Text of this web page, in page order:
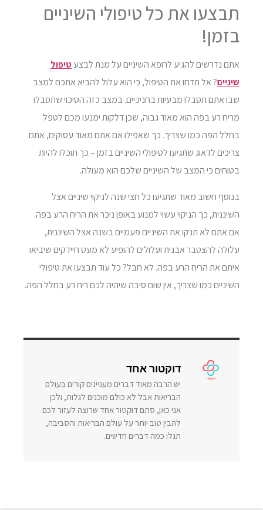
תבצעו את כל טיפולי השיניים
בזמן!
אתם נדרשים להגיע לרופא השיניים על מנת לבצעטיפול
שיניים? אל תדחו את הטיפול, כי הוא עלול להביא אתכם למצב
שבו אתם תסבלו מבעיות בחניכיים. במצב כזה הסיכוי שתסבלו
מריח רע בפה הוא מאוד גבוה, שכן דלקות ימנעו מכם לטפל
בחלל הפה כמו שצריך. כך שאפילו אם אתם מאוד עסוקים, אתם
צריכים לדאוג שתגיעו לטיפולי השיניים בזמן – כך תוכלו להיות
בטוחים כי המצב של השיניים שלכם הוא מעולה.
בנוסף חשוב מאוד שתגיעו כל חצי שנה לניקוי שיניים אצל
השיננית, כך הניקוי עשוי למנוע באופן ניכר את הריח הרע בפה.
אם אתם לא תנקו את השיניים פעמיים בשנה אצל השיננית,
עלולה להצטבר אבנית ועלולים להופיע לא מעט חיידקים שיביאו
איתם את הריח הרע בפה. לא חבל? כל עוד תבצעו את טיפולי
השיניים כמו שצריך, אין שום סיבה שיהיה לכם ריח רע בחלל הפה.
דוקטור אחד
יש הרבה מאוד דברים מעניינים קורים בעולם
הבריאות אבל לא כולם מוכנים לגלות, ולכן
אני כאן, סתם דוקטור אחד שרוצה לעזור לכם
להבין טוב יותר על עולם הבריאות והסביבה,
תגלו כמה דברים חדשים.